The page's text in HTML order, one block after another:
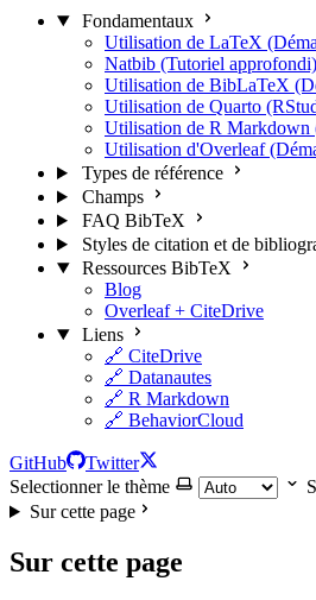
Fondamentaux
Utilisation de LaTeX
Natbib (Tutoriel approfondi)
Utilisation de BibLaTeX
Utilisation de Quarto
Utilisation de R Markdown
Utilisation d'Overleaf
Types de référence
Champs
FAQ BibTeX
Styles de citation et de
Ressources BibTeX
Blog
Overleaf + CiteDrive
Liens
🔗 CiteDrive
🔗 Datanautes
🔗 R Markdown
🔗 BehaviorCloud
GitHub
Twitter
Selectionner le thème
Sur cette page
Sur cette page